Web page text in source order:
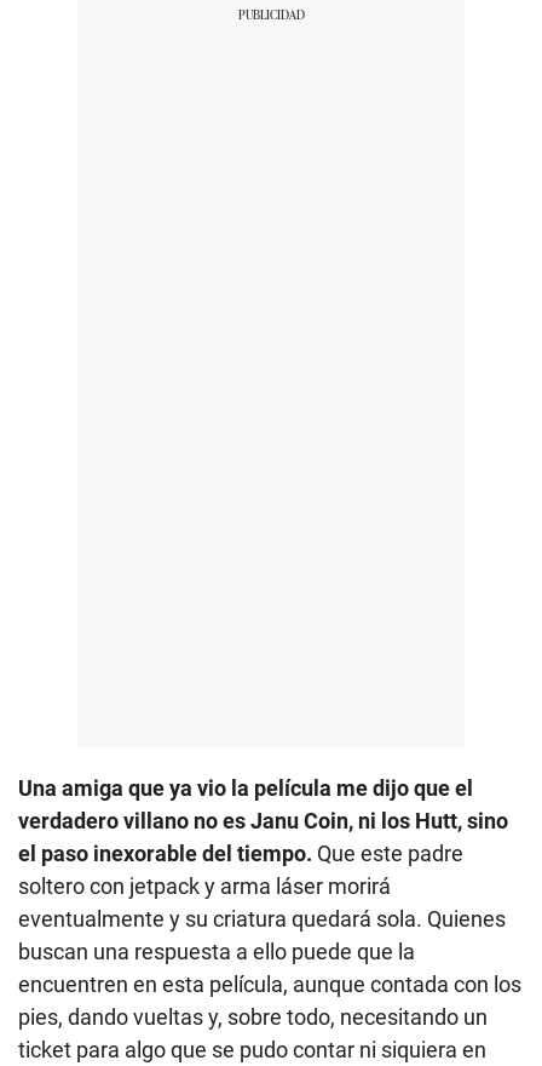
Una amiga que ya vio la película me dijo que el
verdadero villano no es Janu Coin, ni los Hutt, sino
el paso inexorable del tiempo. Que este padre
soltero con jetpack y arma láser morirá
eventualmente y su criatura quedará sola. Quienes
buscan una respuesta a ello puede que la
encuentren en esta película, aunque contada con los
pies, dando vueltas y, sobre todo, necesitando un
ticket para algo que se pudo contar ni siquiera en